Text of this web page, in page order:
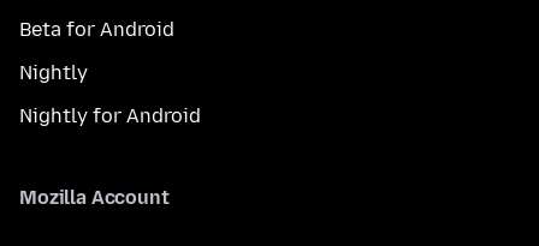
Beta for Android
Nightly
Nightly for Android
Mozilla Account